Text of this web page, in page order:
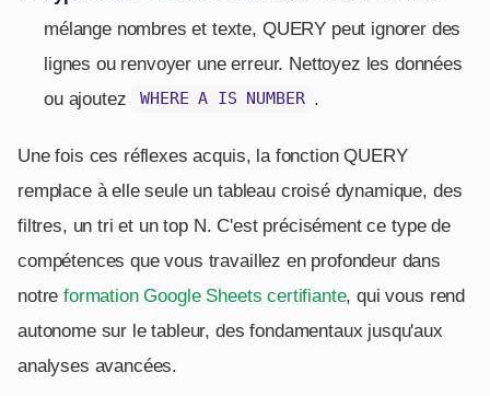
mélange nombres et texte, QUERY peut ignorer des
lignes ou renvoyer une erreur. Nettoyez les données
ou ajoutez
WHERE A IS NUMBER .
Une fois ces réflexes acquis, la fonction QUERY
remplace à elle seule un tableau croisé dynamique, des
filtres, un tri et un top N. C'est précisément ce type de
compétences que vous travaillez en profondeur dans
notreformation Google Sheets certifiante, qui vous rend
autonome sur le tableur, des fondamentaux jusqu'aux
analyses avancées.